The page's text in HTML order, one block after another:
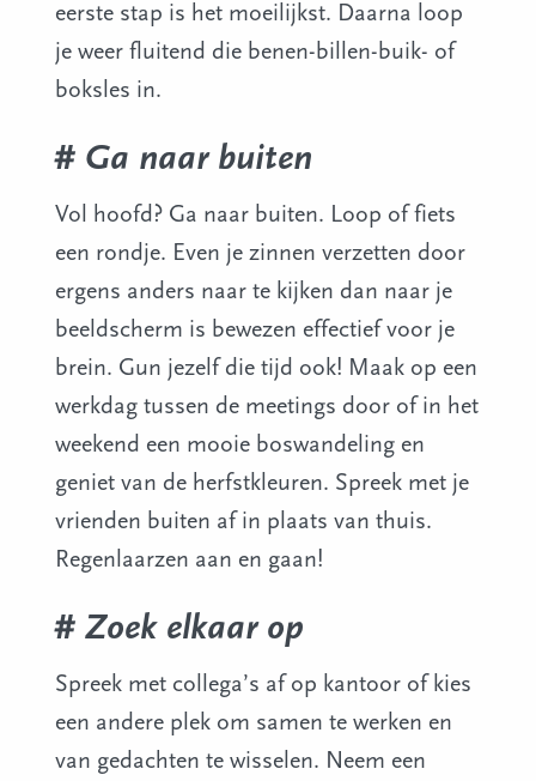
eerste stap is het moeilijkst. Daarna loop
je weer fluitend die benen-billen-buik- of
boksles in.
# Ga naar buiten
Vol hoofd? Ga naar buiten. Loop of fiets
een rondje. Even je zinnen verzetten door
ergens anders naar te kijken dan naar je
beeldscherm is bewezen effectief voor je
brein. Gun jezelf die tijd ook! Maak op een
werkdag tussen de meetings door of in het
weekend een mooie boswandeling en
geniet van de herfstkleuren. Spreek met je
vrienden buiten af in plaats van thuis.
Regenlaarzen aan en gaan!
# Zoek elkaar op
Spreek met collega’s af op kantoor of kies
een andere plek om samen te werken en
van gedachten te wisselen. Neem een